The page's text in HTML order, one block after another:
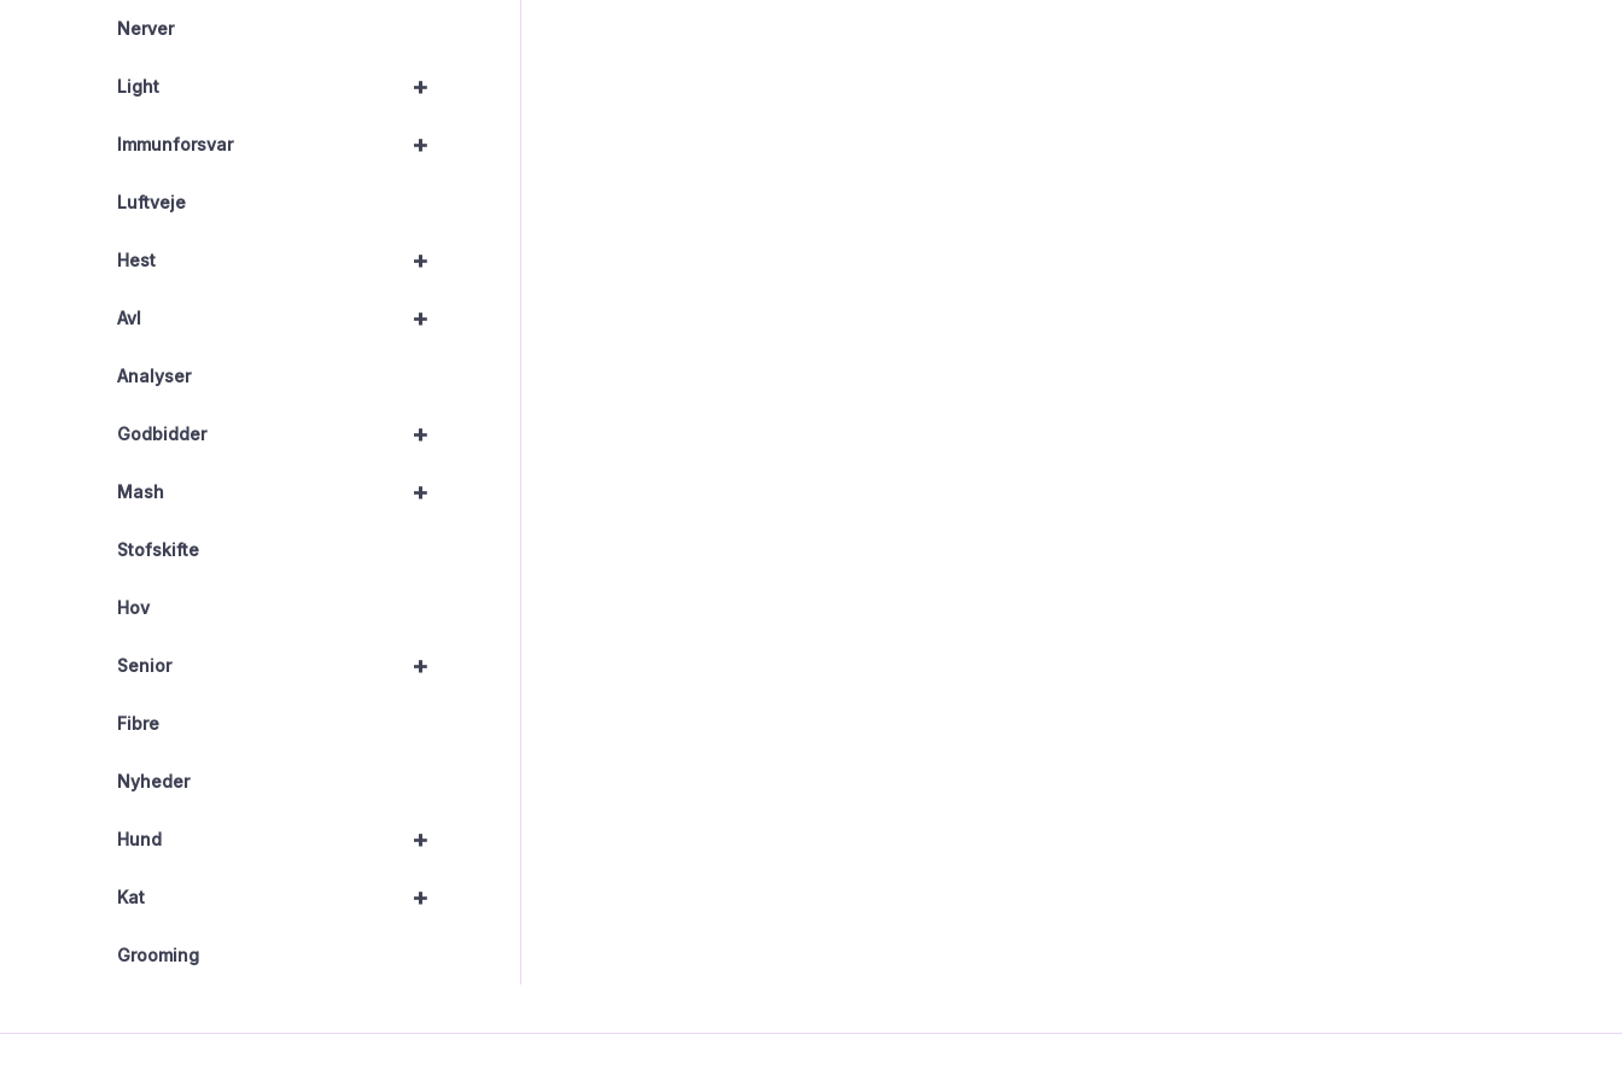
Nerver
+
Light
+
Immunforsvar
Luftveje
+
Hest
+
Avl
Analyser
+
Godbidder
+
Mash
Stofskifte
Hov
+
Senior
Fibre
Nyheder
+
Hund
+
Kat
Grooming